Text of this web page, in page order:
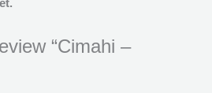
“Cimahi –